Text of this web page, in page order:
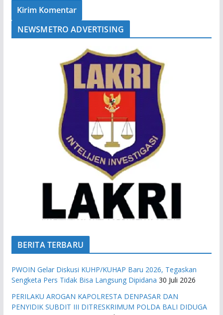
NEWSMETRO ADVERTISING
BERITA TERBARU
PWOIN Gelar Diskusi KUHP/KUHAP Baru 2026, Tegaskan
Sengketa Pers Tidak Bisa Langsung Dipidana 30 Juli 2026
PERILAKU AROGAN KAPOLRESTA DENPASAR DAN
PENYIDIK SUBDIT III DITRESKRIMUM POLDA BALI DIDUGA